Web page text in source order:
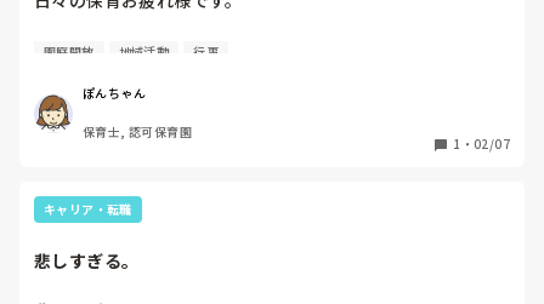
地域の保育園に入っていないお子さんがいるご家庭向けの
私の園は、週1回午前中に園庭開放、保育交流は2ヶ月に1度
程度です。
保育の他にも、行事やイベント等を開かれているなどあった
園庭開放 地域活動 行事
ぽんちゃん
保育士, 認可保育園
1 ・ 02/07
キャリア・転職
悲しすぎる。